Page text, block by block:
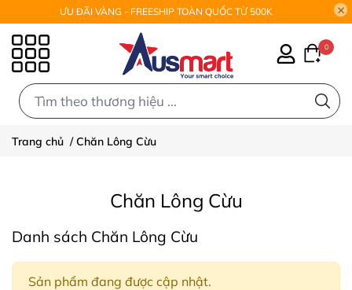
ƯU ĐÃI VÀNG - FREESHIP TOÀN QUỐC TỪ 500K
0
Trang chủ /Chăn Lông Cừu
Chăn Lông Cừu
Danh sách Chăn Lông Cừu
Sản phẩm đang được cập nhật.